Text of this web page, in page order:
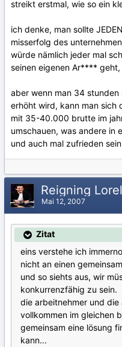
streikt erstmal, wie so ein
ich denke, man sollte
misserfolg des
würde nämlich jeder mal
seinen eigenen Ar****
aber wenn man 34
erhöht wird, kann man sich
mit 35-40.000 brutte im
umschauen, was andere in
und auch mal zufrieden
Reigning
Mai 12, 2007
Zitat
eins verstehe ich
nicht an einen
und so siehts aus, wir
konkurrenzfähig zu sein.
die arbeitnehmer und
vollkommen im gleichen
gemeinsam eine lösung
kann...